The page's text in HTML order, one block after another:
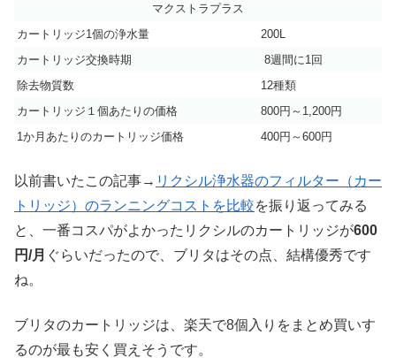
マクストラプラス
カートリッジ1個の浄水量
200L
カートリッジ交換時期
8週間に1回
除去物質数
12種類
カートリッジ１個あたりの価格
800円～1,200円
1か月あたりのカートリッジ価格
400円～600円
以前書いたこの記事→ リクシル浄水器のフィルター（カー
トリッジ）のランニングコストを比較を振り返ってみる
と、一番コスパがよかったリクシルのカートリッジが600
円/月 ぐらいだったので、ブリタはその点、結構優秀です
ね。
ブリタのカートリッジは、楽天で8個入りをまとめ買いす
るのが最も安く買えそうです。